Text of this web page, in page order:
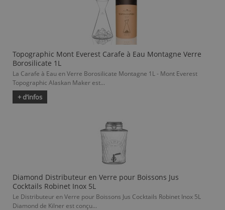
Topographic Mont Everest Carafe à Eau Montagne Verre
Borosilicate 1L
La Carafe à Eau en Verre Borosilicate Montagne 1L - Mont Everest
Topographic Alaskan Maker est...
+ d’infos
Diamond Distributeur en Verre pour Boissons Jus
Cocktails Robinet Inox 5L
Le Distributeur en Verre pour Boissons Jus Cocktails Robinet Inox 5L
Diamond de Kilner est conçu...